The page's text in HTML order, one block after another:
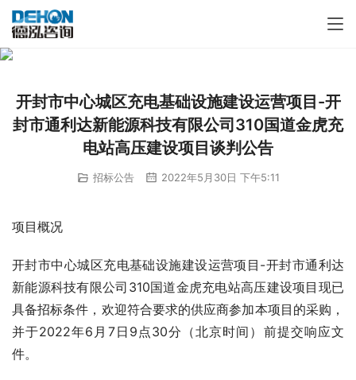
开封市中心城区充电基础设施建设运营项目-开
封市通利达新能源科技有限公司310国道金虎充
电站高压建设项目谈判公告
招标公告 2022年5月30日 下午5:11
项目概况
开封市中心城区充电基础设施建设运营项目-开封市通利达
新能源科技有限公司310国道金虎充电站高压建设项目现已
具备招标条件，欢迎符合要求的供应商参加本项目的采购，
并于2022年6月7日9点30分（北京时间）前提交响应文
件。